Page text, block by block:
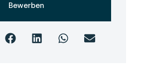
Bewerben